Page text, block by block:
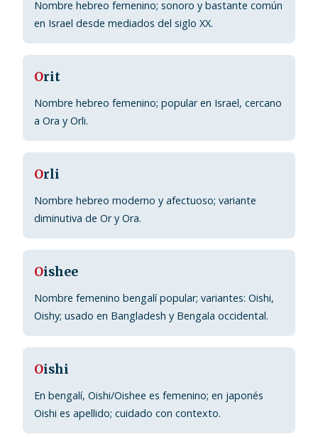
Nombre hebreo femenino; sonoro y bastante común
en Israel desde mediados del siglo XX.
Orit
Nombre hebreo femenino; popular en Israel, cercano
a Ora y Orli.
Orli
Nombre hebreo moderno y afectuoso; variante
diminutiva de Or y Ora.
Oishee
Nombre femenino bengalí popular; variantes: Oishi,
Oishy; usado en Bangladesh y Bengala occidental.
Oishi
En bengalí, Oishi/Oishee es femenino; en japonés
Oishi es apellido; cuidado con contexto.